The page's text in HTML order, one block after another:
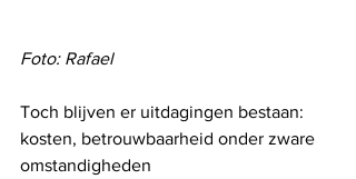
Foto: Rafael
Toch blijven er uitdagingen bestaan:
kosten, betrouwbaarheid onder zware
omstandigheden